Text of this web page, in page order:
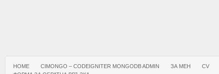
HOME CIMONGO – CODEIGNITER MONGODB ADMIN ЗА МЕН
CV